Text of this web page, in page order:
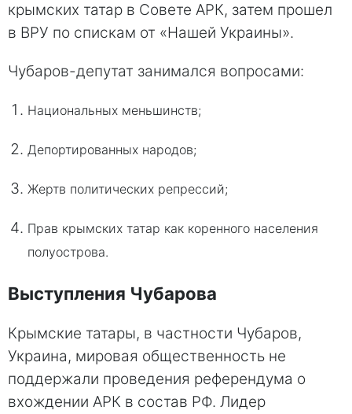
крымских татар в Совете АРК, затем прошел
в ВРУ по спискам от «Нашей Украины».
Чубаров-депутат занимался вопросами:
Национальных меньшинств;
Депортированных народов;
Жертв политических репрессий;
Прав крымских татар как коренного населения
полуострова.
Выступления Чубарова
Крымские татары, в частности Чубаров,
Украина, мировая общественность не
поддержали проведения референдума о
вхождении АРК в состав РФ. Лидер